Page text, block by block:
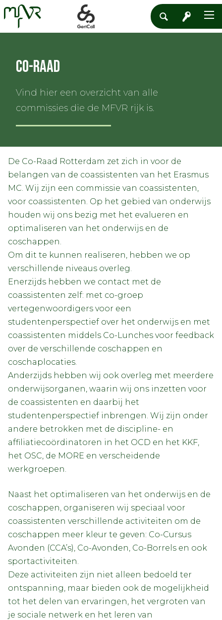
Co-Raad
Vind hier een overzicht van alle
commissies die de MFVR rijk is.
De Co-Raad Rotterdam zet zich in voor de
belangen van de coassistenten van het Erasmus
MC. Wij zijn een commissie van coassistenten,
voor coassistenten. Op het gebied van onderwijs
houden wij ons bezig met het evalueren en
optimaliseren van het onderwijs en de
coschappen.
Om dit te kunnen realiseren, hebben we op
verschillende niveaus overleg.
Enerzijds hebben we contact met de
coassistenten zelf: met co-groep
vertegenwoordigers voor een
studentenperspectief over het onderwijs en met
coassistenten middels Co-Lunches voor feedback
over de verschillende coschappen en
coschaplocaties.
Anderzijds hebben wij ook overleg met meerdere
onderwijsorganen, waarin wij ons inzetten voor
de coassistenten en daarbij het
studentenperspectief inbrengen. Wij zijn onder
andere betrokken met de discipline- en
affiliatiecoördinatoren in het OCD en het KKF,
het OSC, de MORE en verscheidende
werkgroepen.
Naast het optimaliseren van het onderwijs en de
coschappen, organiseren wij speciaal voor
coassistenten verschillende activiteiten om de
coschappen meer kleur te geven: Co-Cursus
Avonden (CCA’s), Co-Avonden, Co-Borrels en ook
sportactiviteiten.
Deze activiteiten zijn niet alleen bedoeld ter
ontspanning, maar bieden ook de mogelijkheid
tot het delen van ervaringen, het vergroten van
je sociale netwerk en het leren van